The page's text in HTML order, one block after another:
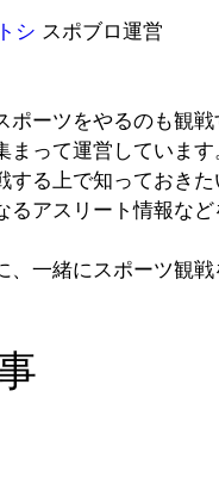
トシ スポブロ運営
ポーツをやるのも観
まって運営しています
する上で知っておき
るアスリート情報な
、一緒にスポーツ観